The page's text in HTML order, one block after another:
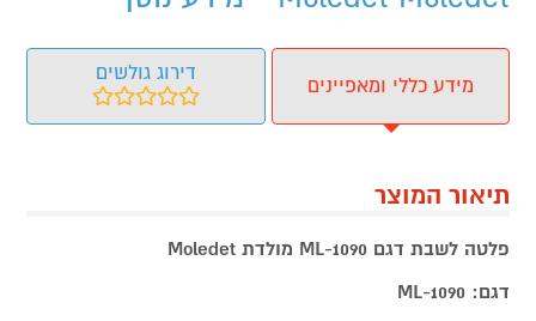
מידע כללי ומאפיינים
דירוג גולשים
תיאור המוצר
פלטה לשבת דגם ML-1090 מולדת Moledet
דגם: ML-1090